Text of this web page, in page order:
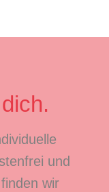
und
wir